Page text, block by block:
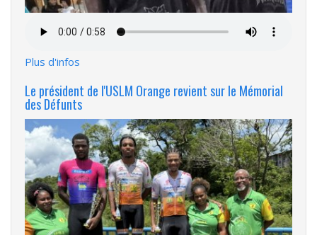
audio
Plus d'infos
Le président de l'USLM Orange revient sur le Mémorial
des Défunts